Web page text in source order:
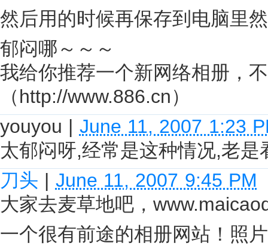
然后用的时候再保存到电脑里
郁闷哪～～～
我给你推荐一个新网络相册，
（http://www.886.cn）
youyou | June 11, 2007 1:23
太郁闷呀,经常是这种情况,老是
刀头 | June 11, 2007 9:45 PM
大家去麦草地吧，
一个很有前途的相册网站！照